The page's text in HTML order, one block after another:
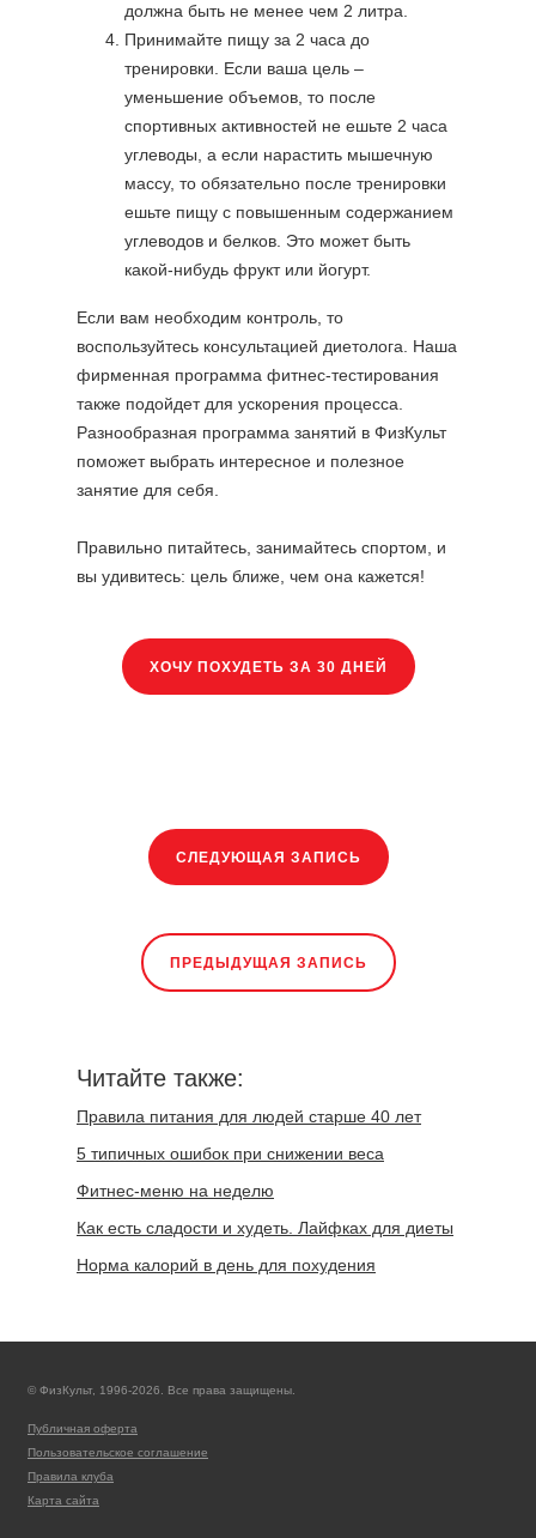
должна быть не менее чем 2 литра.
Принимайте пищу за 2 часа до
тренировки. Если ваша цель –
уменьшение объемов, то после
спортивных активностей не ешьте 2 часа
углеводы, а если нарастить мышечную
массу, то обязательно после тренировки
ешьте пищу с повышенным содержанием
углеводов и белков. Это может быть
какой-нибудь фрукт или йогурт.
Если вам необходим контроль, то
воспользуйтесь консультацией диетолога. Наша
фирменная программа фитнес-тестирования
также подойдет для ускорения процесса.
Разнообразная программа занятий в ФизКульт
поможет выбрать интересное и полезное
занятие для себя.
Правильно питайтесь, занимайтесь спортом, и
вы удивитесь: цель ближе, чем она кажется!
ХОЧУ ПОХУДЕТЬ ЗА 30 ДНЕЙ
СЛЕДУЮЩАЯ ЗАПИСЬ
ПРЕДЫДУЩАЯ ЗАПИСЬ
Читайте также:
Правила питания для людей старше 40 лет
5 типичных ошибок при снижении веса
Фитнес-меню на неделю
Как есть сладости и худеть. Лайфках для диеты
Норма калорий в день для похудения
© ФизКульт, 1996-2026. Все права защищены.
Публичная оферта
Пользовательское соглашение
Правила клуба
Карта сайта